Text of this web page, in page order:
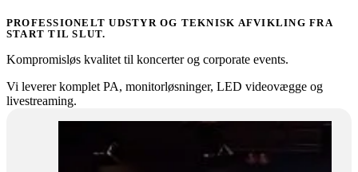
PROFESSIONELT UDSTYR OG TEKNISK AFVIKLING FRA
START TIL SLUT.
Kompromisløs kvalitet til koncerter og corporate events.
Vi leverer komplet PA, monitorløsninger, LED videovægge og
livestreaming.